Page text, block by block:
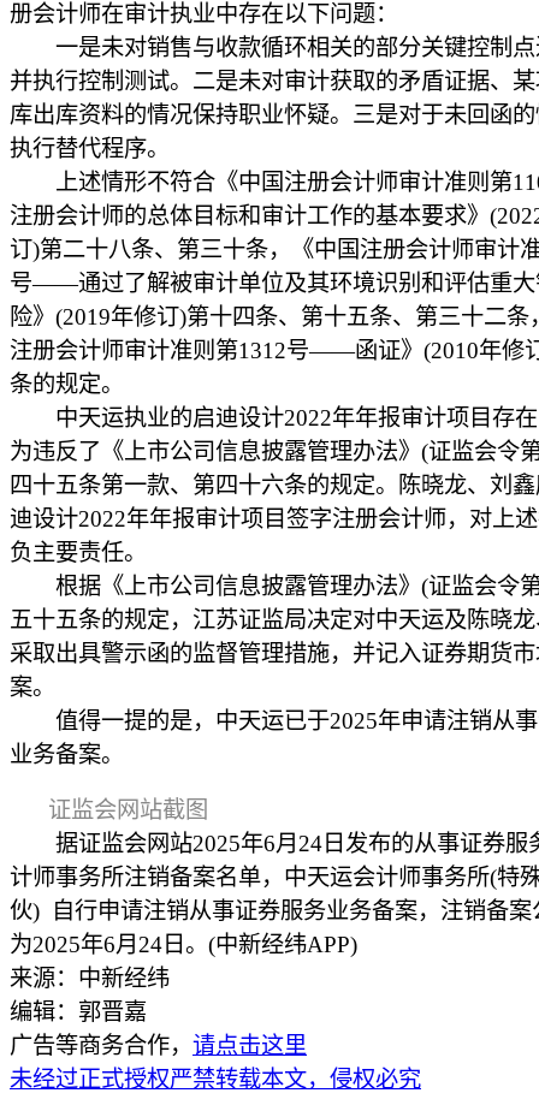
册会计师在审计执业中存在以下问题：
一是未对销售与收款循环相关的部分关键控制点
并执行控制测试。二是未对审计获取的矛盾证据、
库出库资料的情况保持职业怀疑。三是对于未回函
执行替代程序。
上述情形不符合《中国注册会计师审计准则第
注册会计师的总体目标和审计工作的基本要求》
订)第二十八条、第三十条，《中国注册会计师审计
号——通过了解被审计单位及其环境识别和评估重大
险》(2019年修订)第十四条、第十五条、第三十二条
注册会计师审计准则第1312号——函证》(2010年修
条的规定。
中天运执业的启迪设计2022年年报审计项目存
为违反了《上市公司信息披露管理办法》(证监会令
四十五条第一款、第四十六条的规定。陈晓龙、刘
迪设计2022年年报审计项目签字注册会计师，对上
负主要责任。
根据《上市公司信息披露管理办法》(证监会令
五十五条的规定，江苏证监局决定对中天运及陈晓
采取出具警示函的监督管理措施，并记入证券期货
案。
值得一提的是，中天运已于2025年申请注销从
业务备案。
证监会网站截图
据证监会网站2025年6月24日发布的从事证券服
计师事务所注销备案名单，中天运会计师事务所(特
伙) 自行申请注销从事证券服务业务备案，注销备案
为2025年6月24日。(中新经纬APP)
来源：中新经纬
编辑：郭晋嘉
广告等商务合作， 请点击这里
未经过正式授权严禁转载本文，侵权必究